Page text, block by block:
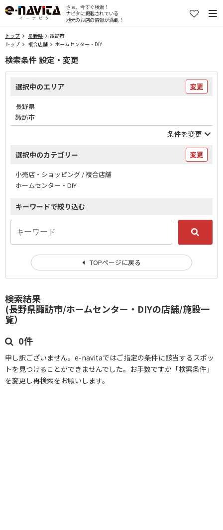
さぁ、今すぐ検索！
ナビタに掲載されている
地元のお店の情報が満載！
トップ 長野県
諏訪市
トップ
複合店舗 ホームセンター・DIY
検索結果
(長野県諏訪市/ホームセンター・DIYの店舗/施設一
覧）
0件
申し訳ございません。e-navitaではご指定の条件に該当するスポッ
トを見つけることができませんでした。お手数ですが「検索条件」
を変更し再検索をお願いします。
検索条件 設定・変更
選択中のエリア 変更
長野県
諏訪市
条件を変更
選択中のカテゴリー 変更
小売店・ショッピング / 複合店舗
ホームセンター・DIY
キーワードで絞り込む
TOPページに戻る